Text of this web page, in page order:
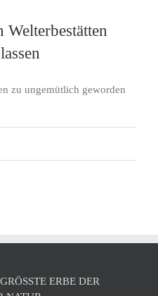
Welterbestätten
zu ungemütlich geworden
ERBE DER M